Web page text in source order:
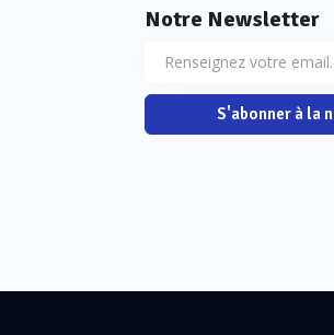
La
Notre Newsletter
S'abonner à la